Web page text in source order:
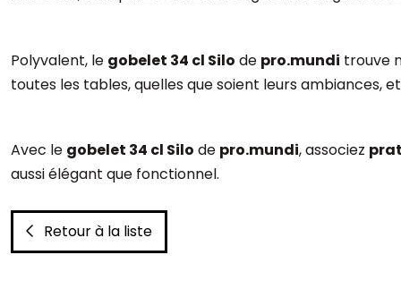
Polyvalent, le gobelet 34 cl Silo de pro.mundi trouve
toutes les tables, quelles que soient leurs
Avec le gobelet 34 cl Silo de pro.mundi, associez
aussi élégant que fonctionnel.
Retour à la liste